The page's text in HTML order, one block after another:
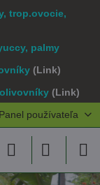
trop.ovocie,
palmy
(Link)
olivovníky (Link)
Panel používateľa